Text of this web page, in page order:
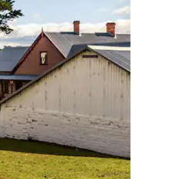
przeglądać je za pomocą gestów